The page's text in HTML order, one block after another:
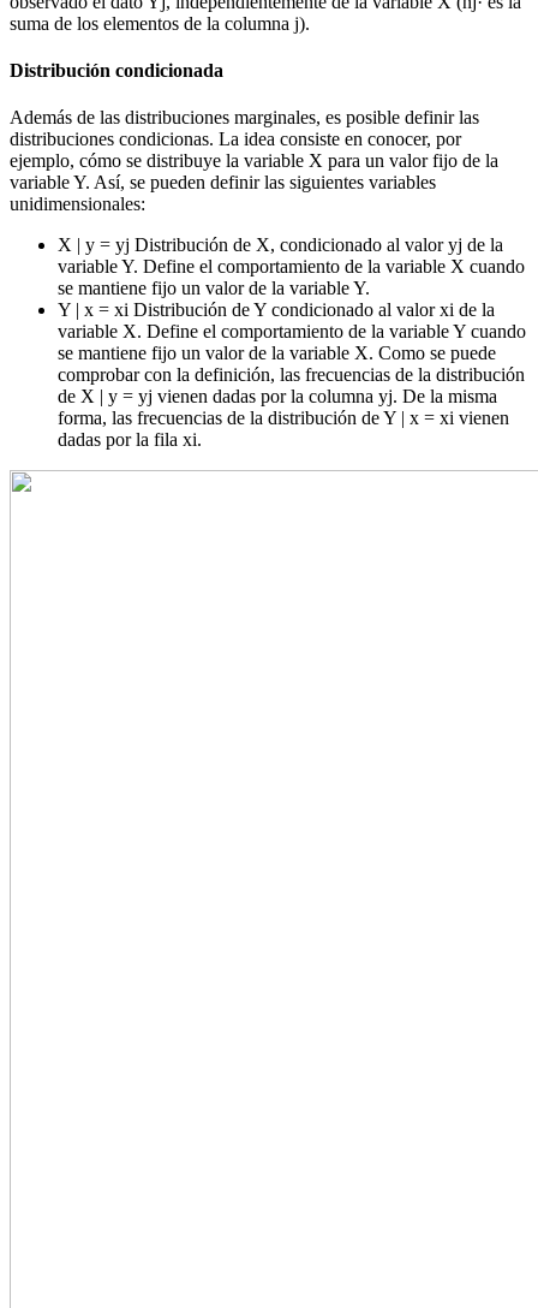
suma de los elementos de la columna j).
Distribución condicionada
Además de las distribuciones marginales, es posible definir las
distribuciones condicionas. La idea consiste en conocer, por
ejemplo, cómo se distribuye la variable X para un valor fijo de la
variable Y. Así, se pueden definir las siguientes variables
unidimensionales:
X | y = yj Distribución de X, condicionado al valor yj de la
variable Y. Define el comportamiento de la variable X cuando
se mantiene fijo un valor de la variable Y.
Y | x = xi Distribución de Y condicionado al valor xi de la
variable X. Define el comportamiento de la variable Y cuando
se mantiene fijo un valor de la variable X. Como se puede
comprobar con la definición, las frecuencias de la distribución
de X | y = yj vienen dadas por la columna yj. De la misma
forma, las frecuencias de la distribución de Y | x = xi vienen
dadas por la fila xi.